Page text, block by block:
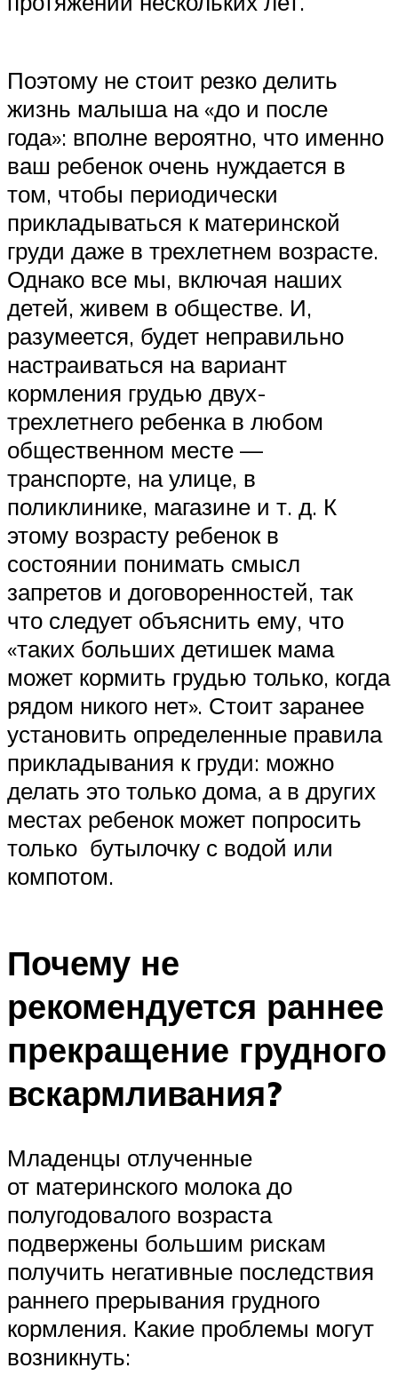
Поэтому не стоит резко делить
жизнь малыша на «до и после
года»: вполне вероятно, что именно
ваш ребенок очень нуждается в
том, чтобы периодически
прикладываться к материнской
груди даже в трехлетнем возрасте.
Однако все мы, включая наших
детей, живем в обществе. И,
разумеется, будет неправильно
настраиваться на вариант
кормления грудью двух-
трехлетнего ребенка в любом
общественном месте —
транспорте, на улице, в
поликлинике, магазине и т. д. К
этому возрасту ребенок в
состоянии понимать смысл
запретов и договоренностей, так
что следует объяснить ему, что
«таких больших детишек мама
может кормить грудью только, когда
рядом никого нет». Стоит заранее
установить определенные правила
прикладывания к груди: можно
делать это только дома, а в других
местах ребенок может попросить
только бутылочку с водой или
компотом.
Почему не
рекомендуется раннее
прекращение грудного
вскармливания?
Младенцы отлученные
от материнского молока до
полугодовалого возраста
подвержены большим рискам
получить негативные последствия
раннего прерывания грудного
кормления. Какие проблемы могут
возникнуть: